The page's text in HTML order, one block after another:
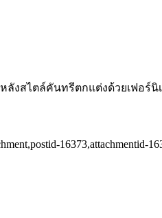
ไตล์คันทรีตกแต่งด้วยเฟอร์นิเ
16373,attachmentid-